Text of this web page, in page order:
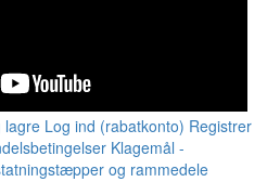
lagre Log ind (rabatkonto) Registrer
Klagemål -
og rammedele